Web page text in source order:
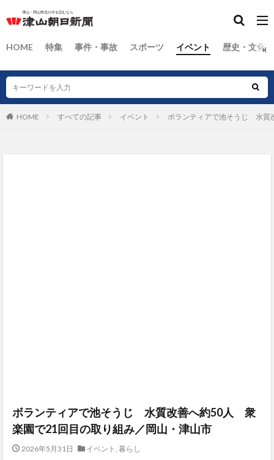
HOME 特集 事件・事故 スポーツ イベント 歴史・文化
HOME すべての記事 イベント ボランティアで池そうじ 水質
ボランティアで池そうじ 水質改善へ約50人 衆
楽園で21回目の取り組み／岡山・津山市
2026年5月31日 イベント , 暮らし